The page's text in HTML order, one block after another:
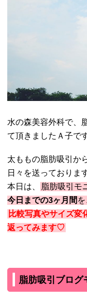
水の森美容外科で、
て頂きましたＡ子で
太ももの脂肪吸引か
日々を送っておりま
本日は、
脂肪吸引モ
今日までの3ヶ月間 を
比較写真やサイズ変
返ってみます♡
脂肪吸引ブログ